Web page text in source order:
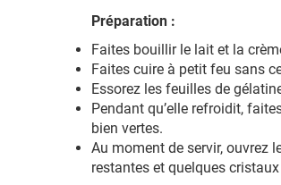
Préparation :
Faites bouillir le lait et la
Faites cuire à petit feu sans
Essorez les feuilles de
Pendant qu’elle refroidit,
bien vertes.
Au moment de servir, ouvrez
restantes et quelques cristaux